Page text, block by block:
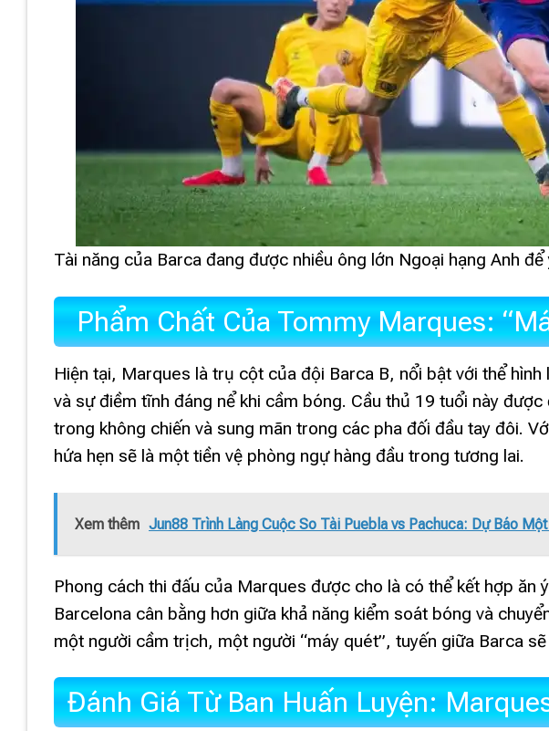
Tài năng của Barca đang được nhiều ông lớn Ngoại hạng Anh để
Phẩm Chất Của Tommy Marques:
Hiện tại, Marques là trụ cột của đội Barca B, nổi bật với thể
và sự điềm tĩnh đáng nể khi cầm bóng. Cầu thủ 19 tuổi này
trong không chiến và sung mãn trong các pha đối đầu tay đôi.
hứa hẹn sẽ là một tiền vệ phòng ngự hàng đầu trong tương lai.
Xem thêm Jun88 Trình Làng Cuộc So Tài Puebla vs Pachuca: Dự Báo
Phong cách thi đấu của Marques được cho là có thể kết hợp ăn
Barcelona cân bằng hơn giữa khả năng kiểm soát bóng và
một người cầm trịch, một người “máy quét”, tuyến giữa Barca
Đánh Giá Từ Ban Huấn Luyện: